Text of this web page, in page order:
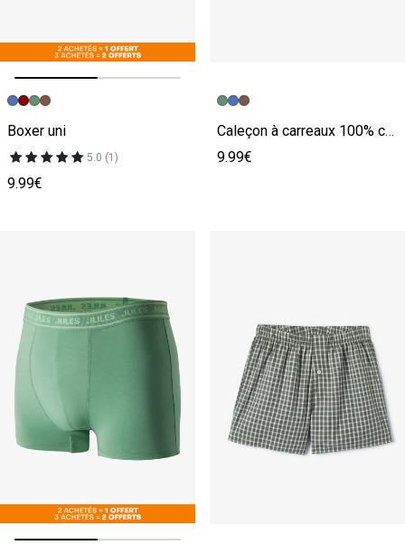
Image précédente
Image suivante
Boxer uni
5.0 (1)
9.99€
Caleçon à carreaux 100% coton
9.99€